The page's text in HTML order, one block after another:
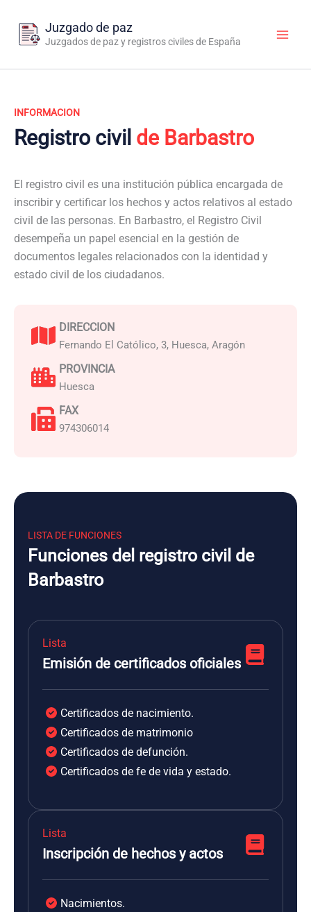
contenido
Juzgado de paz
Juzgados de paz y registros civiles de España
INFORMACION
Registro civil de Barbastro
El registro civil es una institución pública encargada de
inscribir y certificar los hechos y actos relativos al estado
civil de las personas. En Barbastro, el Registro Civil
desempeña un papel esencial en la gestión de
documentos legales relacionados con la identidad y
estado civil de los ciudadanos.
DIRECCION
Fernando El Católico, 3, Huesca, Aragón
PROVINCIA
Huesca
FAX
974306014
LISTA DE FUNCIONES
Funciones del registro civil de
Barbastro
Lista
Emisión de certificados oficiales
Certificados de nacimiento.
Certificados de matrimonio
Certificados de defunción.
Certificados de fe de vida y estado.
Lista
Inscripción de hechos y actos
Nacimientos.